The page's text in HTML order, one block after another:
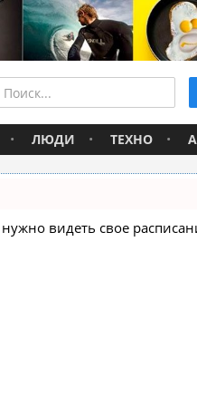
ЛЮДИ ТЕХНО
видеть свое